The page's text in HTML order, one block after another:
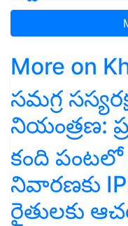
More on
సమగ్ర
నియంత్రణ:
కంది
నివారణకు
రైతులకు